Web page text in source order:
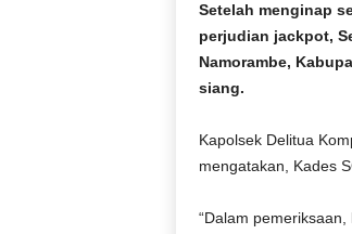
Setelah menginap
perjudian jackpot,
Namorambe,
siang.
Kapolsek Delitua
mengatakan, Kades
“Dalam